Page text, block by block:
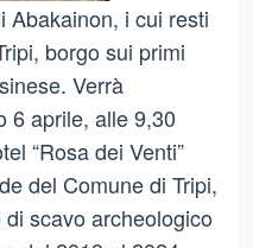
Abakainon, i cui resti
borgo sui primi
Verrà
6 aprile, alle 9,30
“Rosa dei Venti”
del Comune di Tripi,
scavo archeologico